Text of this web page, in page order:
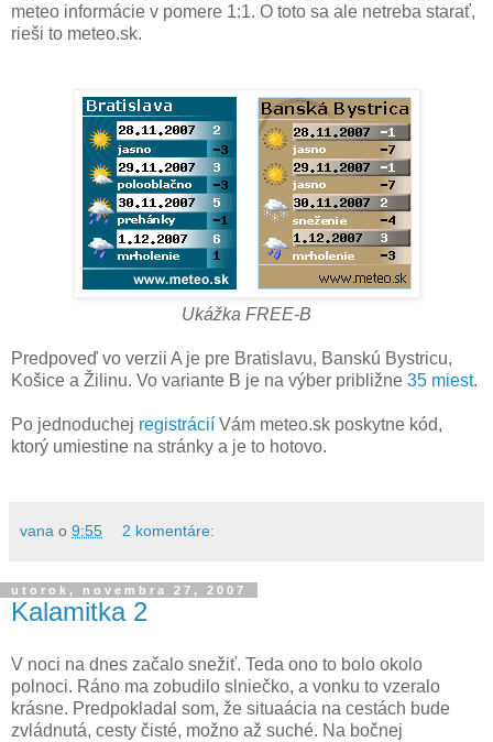
meteo informácie v pomere 1:1. O toto sa ale netreba starať,
rieši to meteo.sk.
Ukážka FREE-B
Predpoveď vo verzii A je pre Bratislavu, Banskú Bystricu,
Košice a Žilinu. Vo variante B je na výber približne 35 miest.
Po jednoduchej registrácií Vám meteo.sk poskytne kód,
ktorý umiestine na stránky a je to hotovo.
vana o 9:55 2 komentáre:
utorok, novembra 27, 2007
Kalamitka 2
V noci na dnes začalo snežiť. Teda ono to bolo okolo
polnoci. Ráno ma zobudilo slniečko, a vonku to vzeralo
krásne. Predpokladal som, že situaácia na cestách bude
zvládnutá, cesty čisté, možno až suché. Na bočnej